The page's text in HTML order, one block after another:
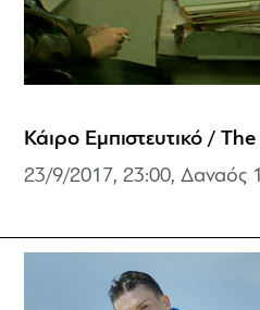
Κάιρο Εμπιστευτικό /
23/9/2017, 23:00, Δαναός 1